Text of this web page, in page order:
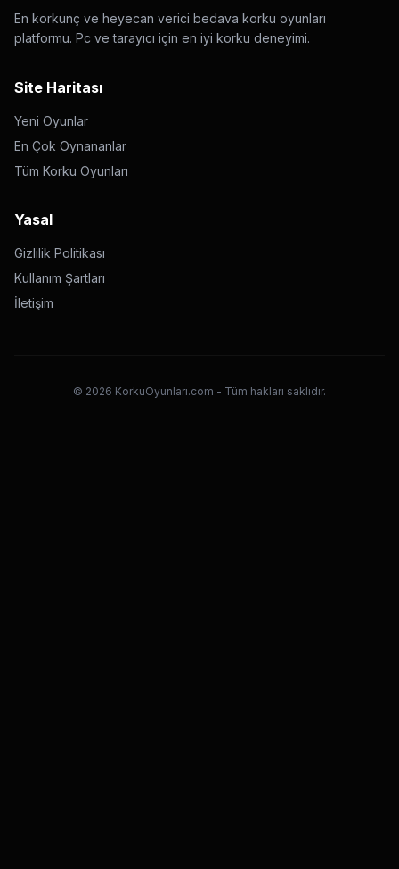
En korkunç ve heyecan verici bedava korku oyunları
platformu. Pc ve tarayıcı için en iyi korku deneyimi.
Site Haritası
Yeni Oyunlar
En Çok Oynananlar
Tüm Korku Oyunları
Yasal
Gizlilik Politikası
Kullanım Şartları
İletişim
© 2026 KorkuOyunları.com - Tüm hakları saklıdır.